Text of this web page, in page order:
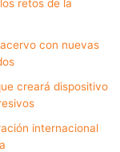
retos de la
con nuevas
creará dispositivo
internacional